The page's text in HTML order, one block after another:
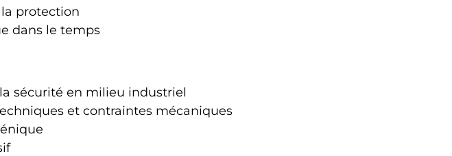
protection
dans le temps
sécurité en milieu industriel
et contraintes mécaniques